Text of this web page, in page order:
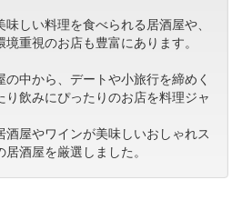
しい料理を食べられる居酒屋や、
重視のお店も豊富にあります。
中から、デートや小旅行を締めく
り飲みにぴったりのお店を料理ジャ
屋やワインが美味しいおしゃれス
酒屋を厳選しました。